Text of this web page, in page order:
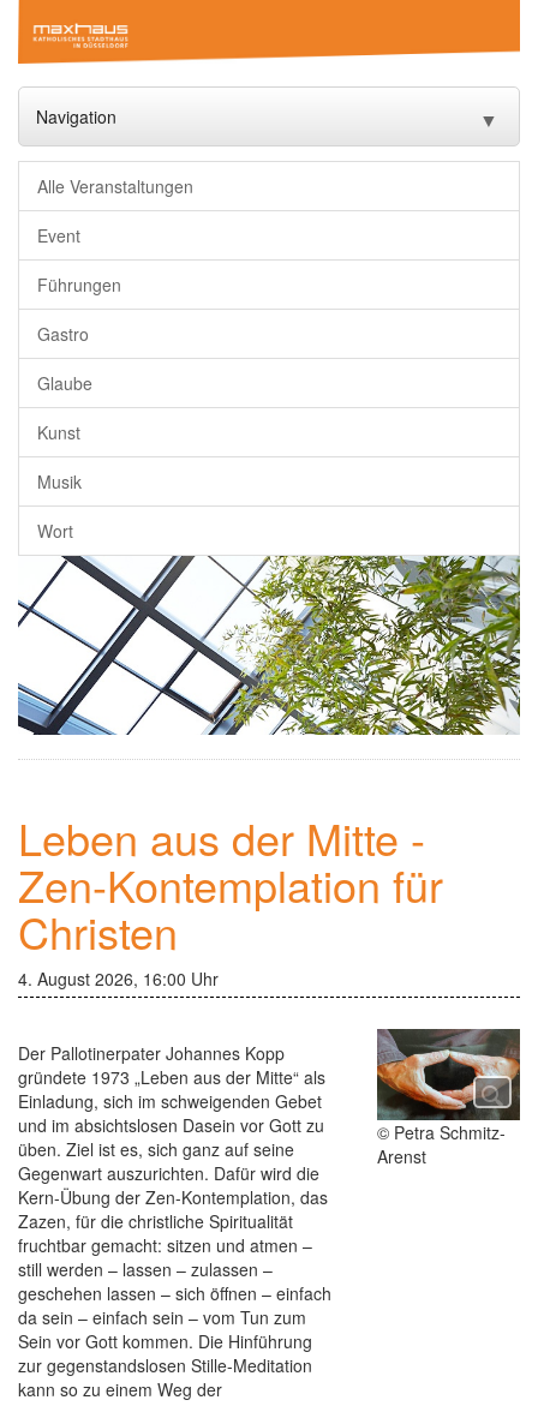
Navigation ▼
Start
Veranstaltungen
Das Maxhaus
Vermietung
Gastronomie
Downloads
Freundeskreis
Ehrenamt ▼
Einsamkeit
Kontakt
Alle Veranstaltungen
Event
Führungen
Gastro
Glaube
Kunst
Musik
Wort
Leben aus der Mitte -
Zen-Kontemplation für
Christen
4. August 2026, 16:00 Uhr
Der Pallotinerpater Johannes Kopp
gründete 1973 „Leben aus der Mitte“ als
Einladung, sich im schweigenden Gebet
und im absichtslosen Dasein vor Gott zu
üben. Ziel ist es, sich ganz auf seine
Gegenwart auszurichten. Dafür wird die
Kern-Übung der Zen-Kontemplation, das
Zazen, für die christliche Spiritualität
fruchtbar gemacht: sitzen und atmen –
still werden – lassen – zulassen –
geschehen lassen – sich öffnen – einfach
da sein – einfach sein – vom Tun zum
Sein vor Gott kommen. Die Hinführung
zur gegenstandslosen Stille-Meditation
kann so zu einem Weg der
© Petra Schmitz-
Arenst